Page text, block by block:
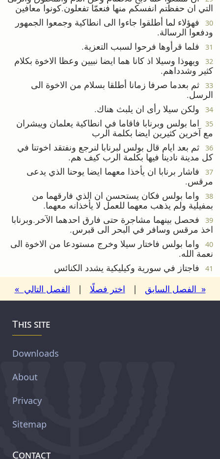
التي ان حفظتم انفسكم منها فنعمّا تفعلون.كونوا معافين
30
فهؤلاء لما أطلقوا جاءوا الى انطاكية وجمعوا الجمهور
ودفعوا الرسالة.
31 فلما قرأوها فرحوا لسبب التعزية.
32
ويهوذا وسيلا اذ كانا هما ايضا نبيين وعظا الاخوة بكلام
كثير وشدداهم.
33
ثم بعدما صرفا زمانا أطلقا بسلام من الاخوة الى
الرسل.
34 ولكن سيلا رأى ان يلبث هناك.
35
اما بولس وبرنابا فاقاما في انطاكية يعلمان ويبشران
مع آخرين كثيرين ايضا بكلمة الرب
36
ثم بعد ايام قال بولس لبرنابا لنرجع ونفتقد اخوتنا في
كل مدينة نادينا فيها بكلمة الرب كيف هم.
37
فاشار برنابا ان يأخذا معهما ايضا يوحنا الذي يدعى
مرقس.
38
واما بولس فكان يستحسن ان الذي فارقهما من
بمفيلية ولم يذهب معهما للعمل لا يأخذانه معهما.
39
فحصل بينهما مشاجرة حتى فارق احدهما الآخر.وبرنابا
اخذ مرقس وسافر في البحر الى قبرس.
40
واما بولس فاختار سيلا وخرج مستودعا من الاخوة الى
نعمة الله.
41
فاجتاز في سورية وكيليكية يشدد الكنائس
« الفصل السابق | اختر فصلًا | الفصل التالي »
This site
Downloads
About
Privacy
Sitemap
Contact